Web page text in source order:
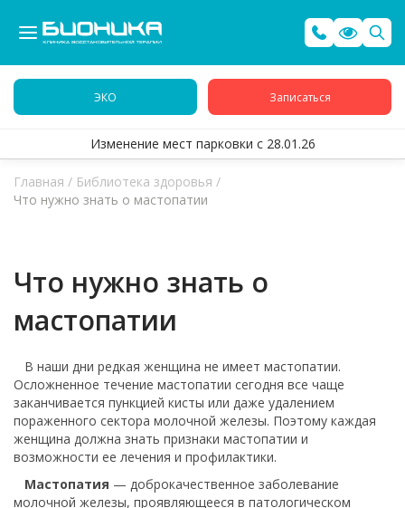
ЭКО Записаться
Изменение мест парковки с 28.01.26
Главная / Библиотека здоровья /
Что нужно знать о мастопатии
Что нужно знать о
мастопатии
В наши дни редкая женщина не имеет мастопатии.
Осложненное течение мастопатии сегодня все чаще
заканчивается пункцией кисты или даже удалением
пораженного сектора молочной железы. Поэтому каждая
женщина должна знать признаки мастопатии и
возможности ее лечения и профилактики.
Мастопатия — доброкачественное заболевание
молочной железы, проявляющееся в патологическом